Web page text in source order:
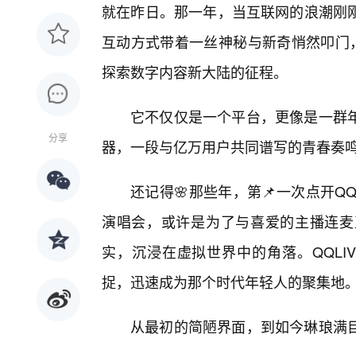
分享
就在昨日。那一年，当互联网的浪潮
互动方式带着一丝神秘与新奇悄然叩
探索数字内容新大陆的征程。
它不仅仅是一个平台，更像是一
器，一段与亿万用户共同谱写的青春奏
还记得🌸那些年，第📌一次点开
演唱会，或许是为了与喜爱的主播连
实，沉浸在虚拟世界中的角落。
捉，迅速成为那个时代年轻人的聚集地
从最初的简陋界面，到如今琳琅